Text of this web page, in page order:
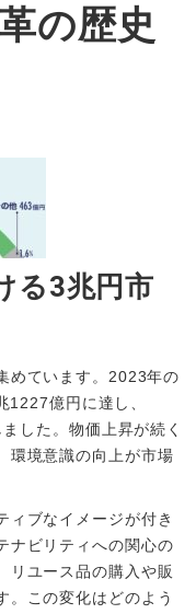
の歴史
る3兆円市
めています。2023年の
1227億円に達し、
した。物価上昇が続く
環境意識の向上が市場
ィブなイメージが付き
ナビリティへの関心の
リユース品の購入や販
。この変化はどのよう